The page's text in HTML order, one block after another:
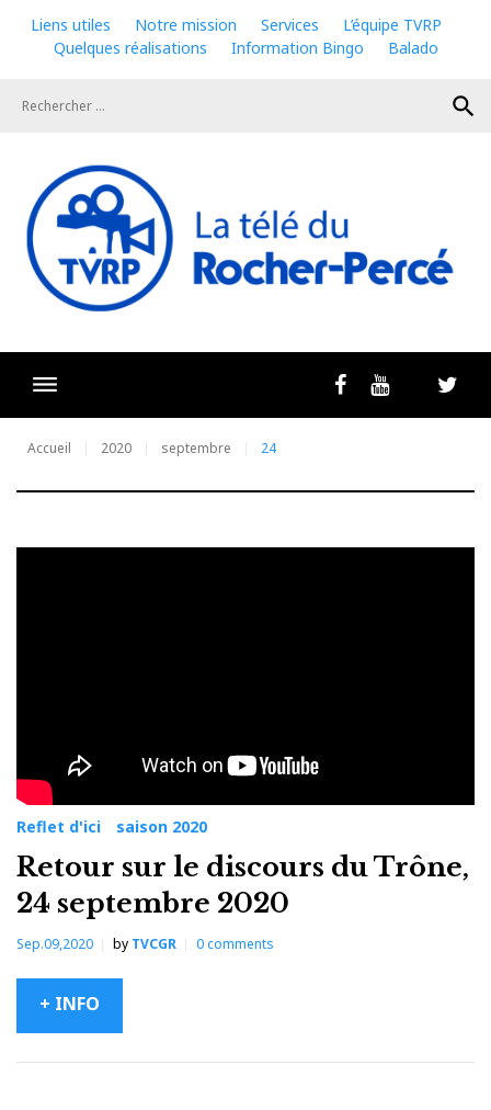
content
Liens utiles Notre mission Services
L’équipe TVRP
Quelques réalisations
Information Bingo
Balado
search
FacebookYoutubeLivestream
Accueil 2020 septembre 24
Jour :
Reflet d'ici saison 2020
Retour sur le discours du Trône,
24 septembre 2020
Sep.09,2020 by TVCGR 0comments
+ INFO